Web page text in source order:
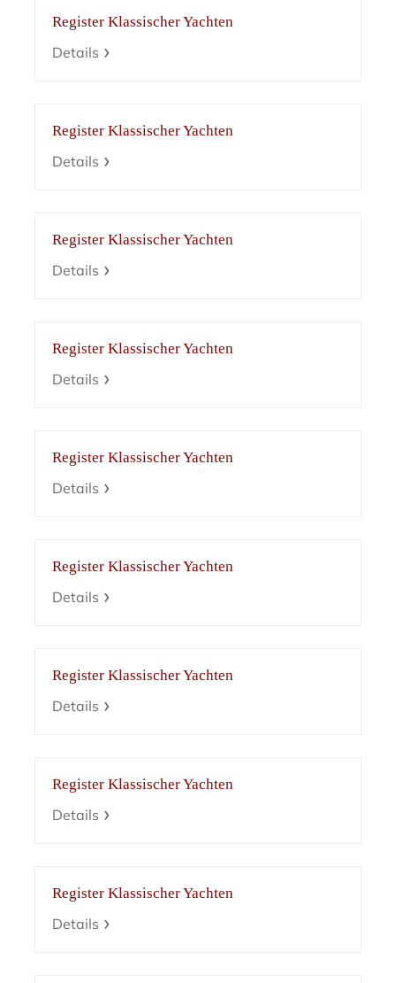
Register Klassischer Yachten
Details
Register Klassischer Yachten
Details
Register Klassischer Yachten
Details
Register Klassischer Yachten
Details
Register Klassischer Yachten
Details
Register Klassischer Yachten
Details
Register Klassischer Yachten
Details
Register Klassischer Yachten
Details
Register Klassischer Yachten
Details